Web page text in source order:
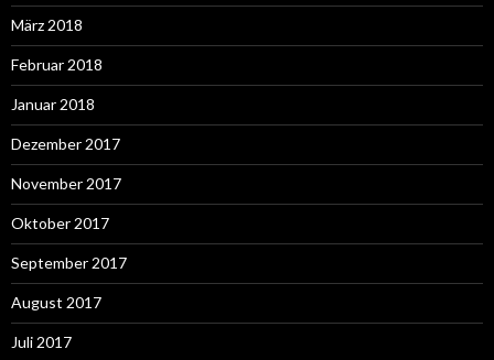
März 2018
Februar 2018
Januar 2018
Dezember 2017
November 2017
Oktober 2017
September 2017
August 2017
Juli 2017